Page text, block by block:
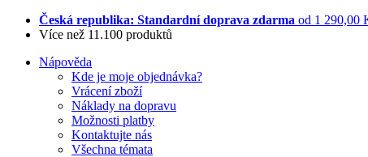
Česká republika: Standardní doprava zdarma od 1 290,00
Více než 11.100 produktů
Nápověda
Kde je moje objednávka?
Vrácení zboží
Náklady na dopravu
Možnosti platby
Kontaktujte nás
Všechna témata